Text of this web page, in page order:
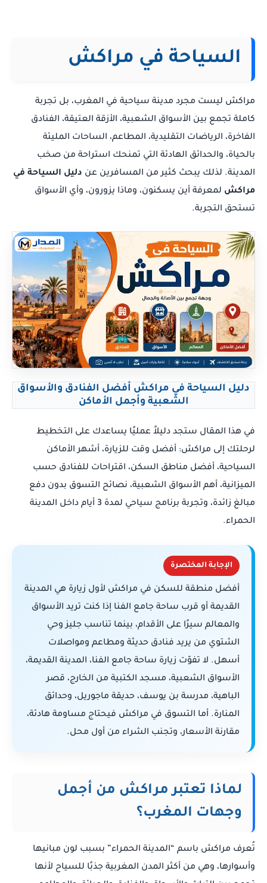
السياحة في مراكش
مراكش ليست مجرد مدينة سياحية في المغرب، بل تجربة
كاملة تجمع بين الأسواق الشعبية، الأزقة العتيقة، الفنادق
الفاخرة، الرياضات التقليدية، المطاعم، الساحات المليئة
بالحياة، والحدائق الهادئة التي تمنحك استراحة من صخب
المدينة. لذلك يبحث كثير من المسافرين عن دليل السياحة في
مراكش لمعرفة أين يسكنون، وماذا يزورون، وأي الأسواق
تستحق التجربة.
دليل السياحة في مراكش أفضل الفنادق والأسواق
الشعبية وأجمل الأماكن
في هذا المقال ستجد دليلاً عمليًا يساعدك على التخطيط
لرحلتك إلى مراكش: أفضل وقت للزيارة، أشهر الأماكن
السياحية، أفضل مناطق السكن، اقتراحات للفنادق حسب
الميزانية، أهم الأسواق الشعبية، نصائح التسوق بدون دفع
مبالغ زائدة، وتجربة برنامج سياحي لمدة 3 أيام داخل المدينة
الحمراء.
الإجابة المختصرة
أفضل منطقة للسكن في مراكش لأول زيارة هي المدينة
القديمة أو قرب ساحة جامع الفنا إذا كنت تريد الأسواق
والمعالم سيرًا على الأقدام، بينما تناسب جليز وحي
الشتوي من يريد فنادق حديثة ومطاعم ومواصلات
أسهل. لا تفوّت زيارة ساحة جامع الفنا، المدينة القديمة،
الأسواق الشعبية، مسجد الكتبية من الخارج، قصر
الباهية، مدرسة بن يوسف، حديقة ماجوريل، وحدائق
المنارة. أما التسوق في مراكش فيحتاج مساومة هادئة،
مقارنة الأسعار، وتجنب الشراء من أول محل.
لماذا تعتبر مراكش من أجمل
وجهات المغرب؟
تُعرف مراكش باسم “المدينة الحمراء” بسبب لون مبانيها
وأسوارها، وهي من أكثر المدن المغربية جذبًا للسياح لأنها